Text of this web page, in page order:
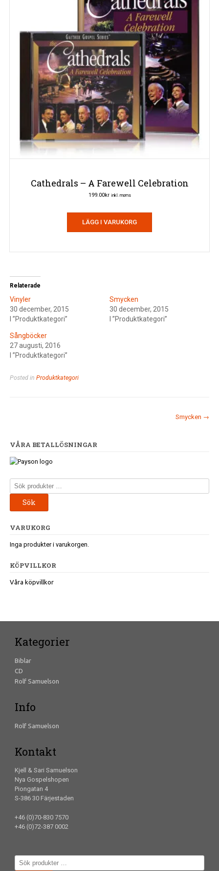
Cathedrals – A Farewell Celebration
199.00kr inkl. moms
LÄGG I VARUKORG
Relaterade
Vinyler
30 december, 2015
I ”Produktkategori”
Smycken
30 december, 2015
I ”Produktkategori”
Sångböcker
27 augusti, 2016
I ”Produktkategori”
Posted in Produktkategori
navigation
Smycken →
VÅRA BETALLÖSNINGAR
Sök
efter:
Sök
VARUKORG
Inga produkter i varukorgen.
KÖPVILLKOR
Våra köpvillkor
Kategorier
Biblar
CD
Rolf Samuelson
Info
Rolf Samuelson
Kontakt
Kjell & Sari Samuelson
Nya Gospelshopen
Piongatan 4
S-386 30 Färjestaden
+46 (0)70-830 7570
+46 (0)72-387 0002
Sök
efter: